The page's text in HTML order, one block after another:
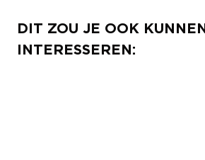
DIT ZOU JE OOK KUNNEN
INTERESSEREN: